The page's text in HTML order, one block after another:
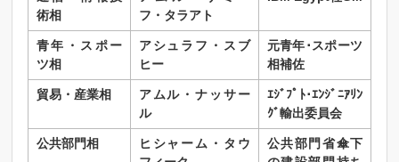
術相
フ・タラアト
青年・スポー
ツ相
アシュラフ・スブ
ヒー
元青年･スポーツ
相補佐
貿易・産業相
アムル・ナッサー
ル
ｴｼﾞﾌﾟﾄ･ｴﾝｼﾞﾆｱﾘﾝ
ｸﾞ輸出委員会
公共部門相
ヒシャーム・タウ
公共部門省傘下